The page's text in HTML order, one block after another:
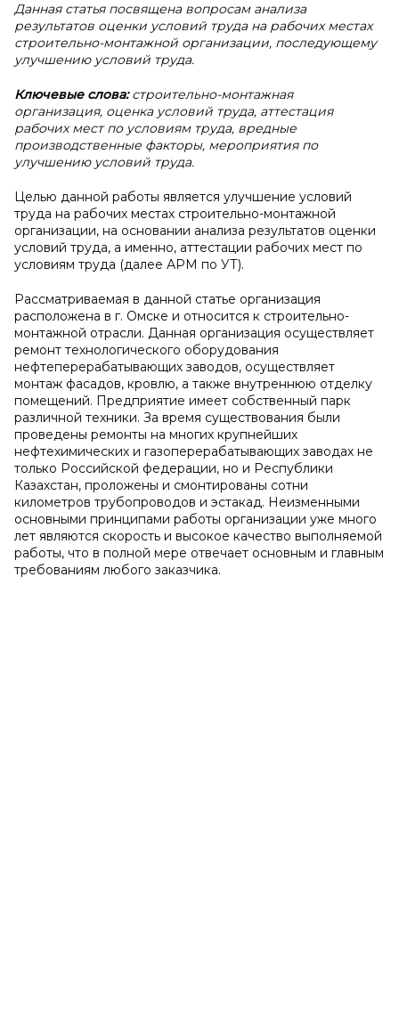
Данная статья посвящена вопросам анализа
результатов оценки условий труда на рабочих местах
строительно-монтажной организации, последующему
улучшению условий труда.
Ключевые слова:строительно-монтажная
организация, оценка условий труда, аттестация
рабочих мест по условиям труда, вредные
производственные факторы, мероприятия по
улучшению условий труда.
Целью данной работы является улучшение условий
труда на рабочих местах строительно-монтажной
организации, на основании анализа результатов оценки
условий труда, а именно, аттестации рабочих мест по
условиям труда (далее АРМ по УТ).
Рассматриваемая в данной статье организация
расположена в г. Омске и относится к строительно-
монтажной отрасли. Данная организация осуществляет
ремонт технологического оборудования
нефтеперерабатывающих заводов, осуществляет
монтаж фасадов, кровлю, а также внутреннюю отделку
помещений. Предприятие имеет собственный парк
различной техники. За время существования были
проведены ремонты на многих крупнейших
нефтехимических и газоперерабатывающих заводах не
только Российской федерации, но и Республики
Казахстан, проложены и смонтированы сотни
километров трубопроводов и эстакад. Неизменными
основными принципами работы организации уже много
лет являются скорость и высокое качество выполняемой
работы, что в полной мере отвечает основным и главным
требованиям любого заказчика.